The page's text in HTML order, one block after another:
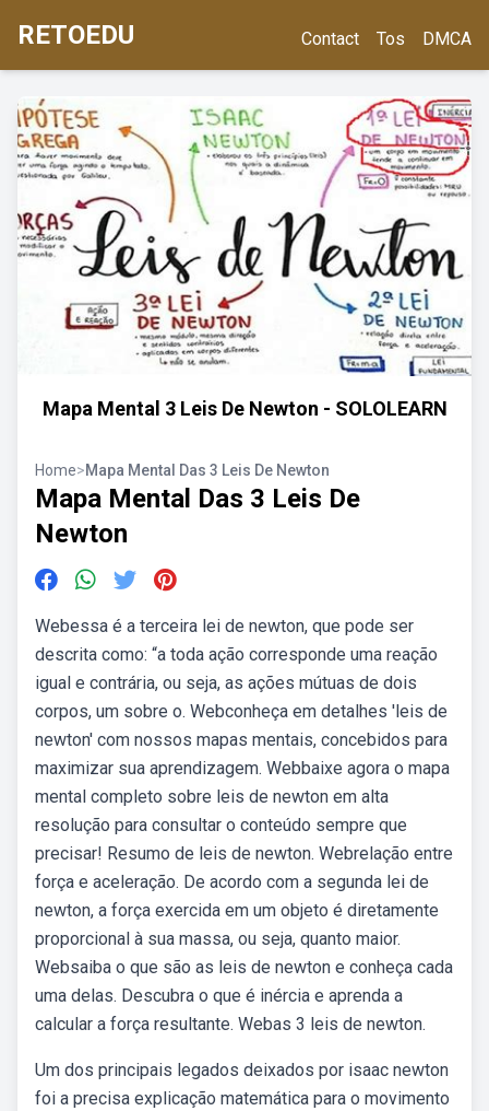
RETOEDU Contact Tos DMCA
Mapa Mental 3 Leis De Newton - SOLOLEARN
Home>Mapa Mental Das 3 Leis De Newton
Mapa Mental Das 3 Leis De
Newton
Webessa é a terceira lei de newton, que pode ser
descrita como: “a toda ação corresponde uma reação
igual e contrária, ou seja, as ações mútuas de dois
corpos, um sobre o. Webconheça em detalhes 'leis de
newton' com nossos mapas mentais, concebidos para
maximizar sua aprendizagem. Webbaixe agora o mapa
mental completo sobre leis de newton em alta
resolução para consultar o conteúdo sempre que
precisar! Resumo de leis de newton. Webrelação entre
força e aceleração. De acordo com a segunda lei de
newton, a força exercida em um objeto é diretamente
proporcional à sua massa, ou seja, quanto maior.
Websaiba o que são as leis de newton e conheça cada
uma delas. Descubra o que é inércia e aprenda a
calcular a força resultante. Webas 3 leis de newton.
Um dos principais legados deixados por isaac newton
foi a precisa explicação matemática para o movimento